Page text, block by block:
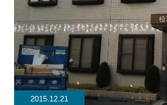
2015.12.21